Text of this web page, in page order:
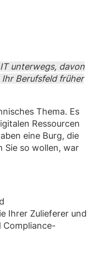
unterwegs, davon
Berufsfeld früher
Thema. Es
Ressourcen
eine Burg, die
Sie so wollen, war
Ihrer Zulieferer und
Compliance-